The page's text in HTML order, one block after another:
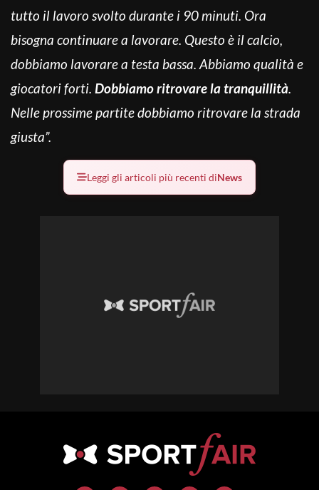
tutto il lavoro svolto durante i 90 minuti. Ora
bisogna continuare a lavorare. Questo è il calcio,
dobbiamo lavorare a testa bassa. Abbiamo qualità e
giocatori forti. Dobbiamo ritrovare la tranquillità.
Nelle prossime partite dobbiamo ritrovare la strada
giusta”.
Leggi gli articoli più recenti diNews